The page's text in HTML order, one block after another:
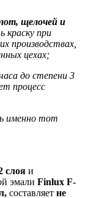
щелочей и
краску при
производствах,
цехах;
до степени 3
процесс
именно тот
слоя и
эмали Finlux F-
составляет не